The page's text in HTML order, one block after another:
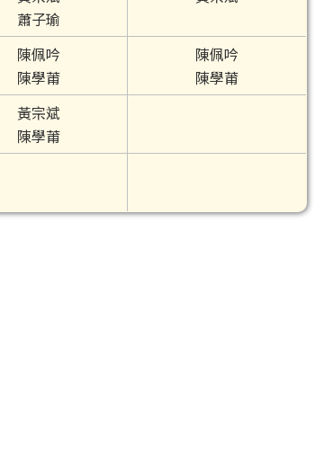
蕭子瑜
陳佩吟
陳學莆
陳佩吟
陳學莆
黃宗斌
陳學莆